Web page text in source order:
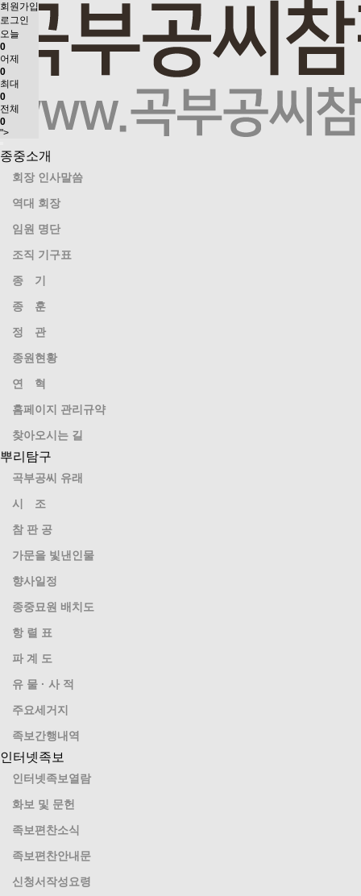
회원가입
로그인
오늘
0
어제
0
최대
0
전체
0
">
종중소개
회장 인사말씀
역대 회장
임원 명단
조직 기구표
종 기
종 훈
정 관
종원현황
연 혁
홈페이지 관리규약
찾아오시는 길
뿌리탐구
곡부공씨 유래
시 조
참 판 공
가문을 빛낸인물
향사일정
종중묘원 배치도
항 렬 표
파 계 도
유 물 · 사 적
주요세거지
족보간행내역
인터넷족보
인터넷족보열람
화보 및 문헌
족보편찬소식
족보편찬안내문
신청서작성요령